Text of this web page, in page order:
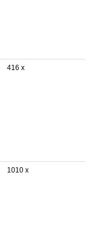
416 x
1010 x